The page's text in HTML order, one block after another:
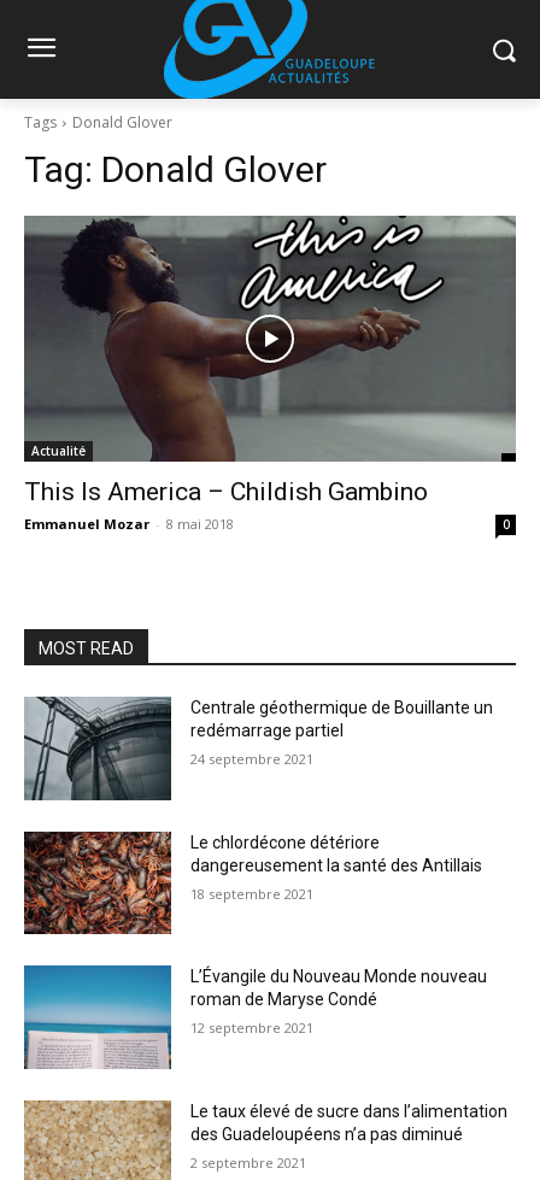
Tags Donald Glover
Tag: Donald Glover
Actualité
This Is America – Childish Gambino
Emmanuel Mozar - 8 mai 2018 0
MOST READ
Centrale géothermique de Bouillante un
redémarrage partiel
24 septembre 2021
Le chlordécone détériore
dangereusement la santé des Antillais
18 septembre 2021
L’Évangile du Nouveau Monde nouveau
roman de Maryse Condé
12 septembre 2021
Le taux élevé de sucre dans l’alimentation
des Guadeloupéens n’a pas diminué
2 septembre 2021